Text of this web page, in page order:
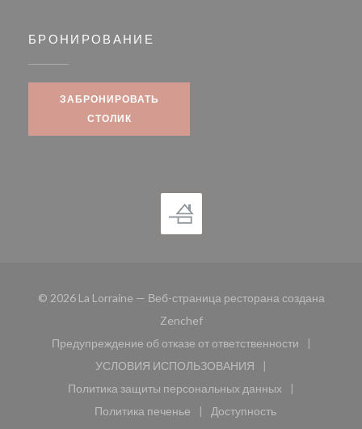
БРОНИРОВАНИЕ
ЗАБРОНИРОВАТЬ
СТОЛИК
© 2026 La Lorraine — Веб-страница ресторана создана
Zenchef((открывается в новом окне))
Предупреждение об отказе от ответственности
((открывается в новом окне))
УСЛОВИЯ ИСПОЛЬЗОВАНИЯ
((открывается в новом окне))
Политика защиты персональных данных
((открывается в новом окне))
Политика печенье
((открывается в новом окне))
Доступность